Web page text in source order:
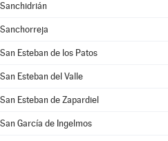
Sanchidrián
Sanchorreja
San Esteban de los Patos
San Esteban del Valle
San Esteban de Zapardiel
San García de Ingelmos